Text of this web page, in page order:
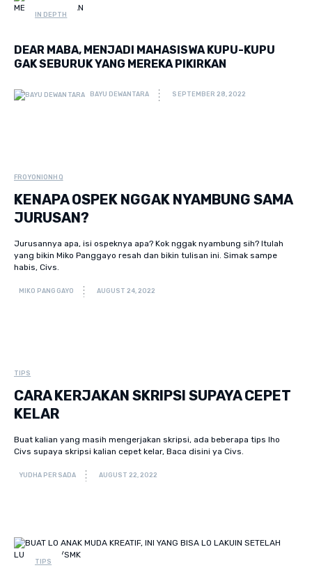
IN DEPTH
DEAR MABA, MENJADI MAHASISWA KUPU-KUPU
GAK SEBURUK YANG MEREKA PIKIRKAN
BAYU DEWANTARA SEPTEMBER 28, 2022
FROYONIONHQ
KENAPA OSPEK NGGAK NYAMBUNG SAMA
JURUSAN?
Jurusannya apa, isi ospeknya apa? Kok nggak nyambung sih? Itulah
yang bikin Miko Panggayo resah dan bikin tulisan ini. Simak sampe
habis, Civs.
MIKO PANGGAYO AUGUST 24, 2022
TIPS
CARA KERJAKAN SKRIPSI SUPAYA CEPET
KELAR
Buat kalian yang masih mengerjakan skripsi, ada beberapa tips lho
Civs supaya skripsi kalian cepet kelar, Baca disini ya Civs.
YUDHA PERSADA AUGUST 22, 2022
TIPS